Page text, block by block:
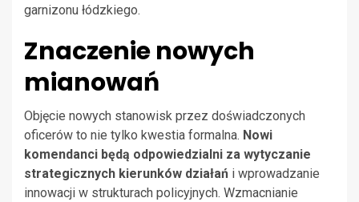
garnizonu łódzkiego.
Znaczenie nowych
mianowań
Objęcie nowych stanowisk przez doświadczonych
oficerów to nie tylko kwestia formalna. Nowi
komendanci będą odpowiedzialni za wytyczanie
strategicznych kierunków działań i wprowadzanie
innowacji w strukturach policyjnych. Wzmacnianie